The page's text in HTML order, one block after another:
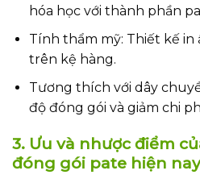
hóa học với thành phần
Tính thẩm mỹ: Thiết kế in
trên kệ hàng.
Tương thích với dây
độ đóng gói và giảm chi
3. Ưu và nhược điểm
đóng gói pate hiện nay